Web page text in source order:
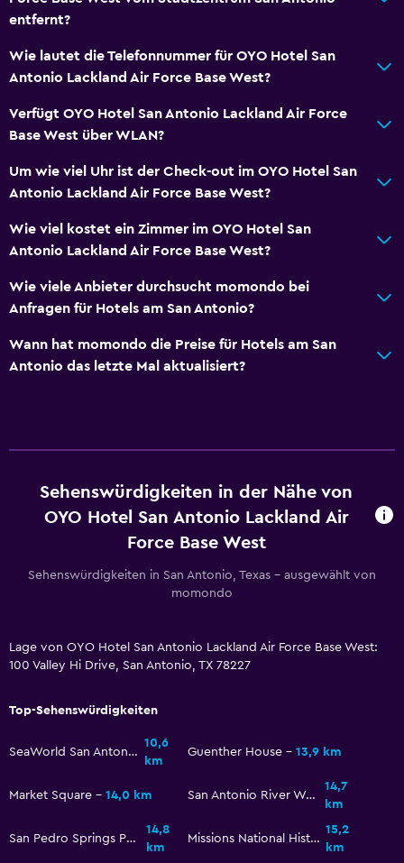
entfernt?
Wie lautet die Telefonnummer für OYO Hotel San
Antonio Lackland Air Force Base West?
Verfügt OYO Hotel San Antonio Lackland Air Force
Base West über WLAN?
Um wie viel Uhr ist der Check-out im OYO Hotel San
Antonio Lackland Air Force Base West?
Wie viel kostet ein Zimmer im OYO Hotel San
Antonio Lackland Air Force Base West?
Wie viele Anbieter durchsucht momondo bei
Anfragen für Hotels am San Antonio?
Wann hat momondo die Preise für Hotels am San
Antonio das letzte Mal aktualisiert?
Sehenswürdigkeiten in der Nähe von
OYO Hotel San Antonio Lackland Air
Force Base West
Sehenswürdigkeiten in San Antonio, Texas – ausgewählt von
momondo
Lage von OYO Hotel San Antonio Lackland Air Force Base West:
100 Valley Hi Drive, San Antonio, TX 78227
Top-Sehenswürdigkeiten
SeaWorld San Antonio
10,6
km
Guenther House 13,9 km
Market Square 14,0 km San Antonio River Walk
14,7
km
San Pedro Springs Park
14,8
km
Missions National Historical Park
15,2
km